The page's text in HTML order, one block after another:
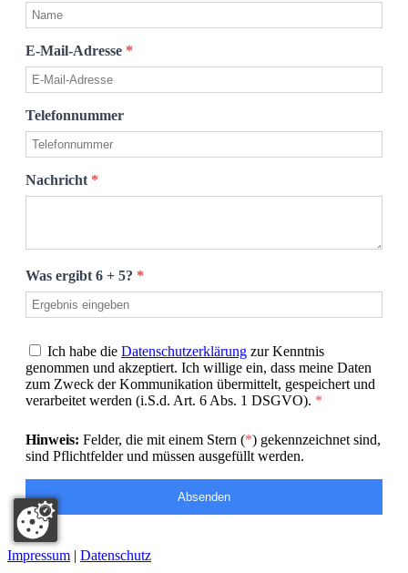
E-Mail-Adresse *
Telefonnummer
Nachricht *
Was ergibt 6 + 5? *
Ich habe die Datenschutzerklärung zur Kenntnis
genommen und akzeptiert. Ich willige ein, dass meine Daten
zum Zweck der Kommunikation übermittelt, gespeichert und
verarbeitet werden (i.S.d. Art. 6 Abs. 1 DSGVO). *
Hinweis: Felder, die mit einem Stern (*) gekennzeichnet sind,
sind Pflichtfelder und müssen ausgefüllt werden.
Absenden
Impressum | Datenschutz